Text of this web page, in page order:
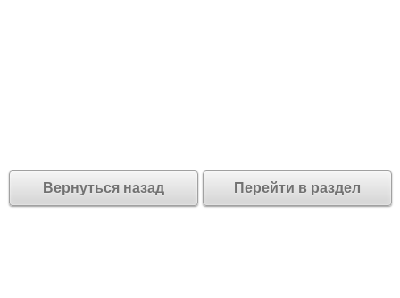
Вернуться назад Перейти в раздел